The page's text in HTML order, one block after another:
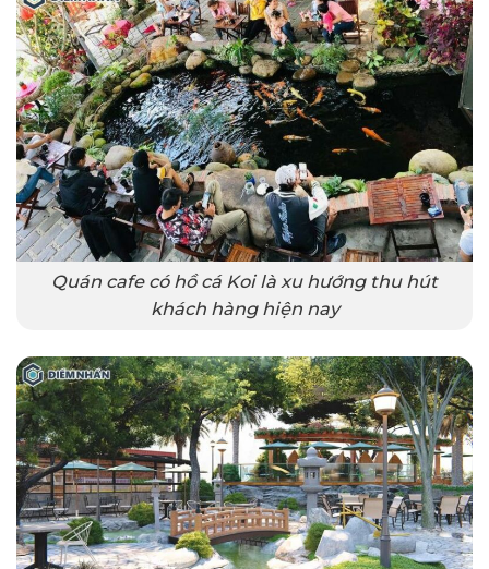
Quán cafe có hồ cá Koi là xu hướng thu hút
khách hàng hiện nay